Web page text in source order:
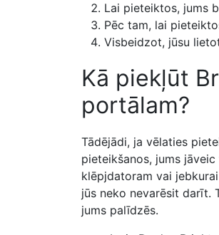
Lai pieteiktos, jums
Pēc tam, lai
Visbeidzot, jūsu
Kā piekļūt
portālam?
Tādējādi, ja vēlaties
pieteikšanos, jums
klēpjdatoram vai
jūs neko nevarēsit darīt.
jums palīdzēs.